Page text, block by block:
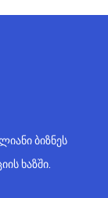
ბიზნეს
ხაზში.